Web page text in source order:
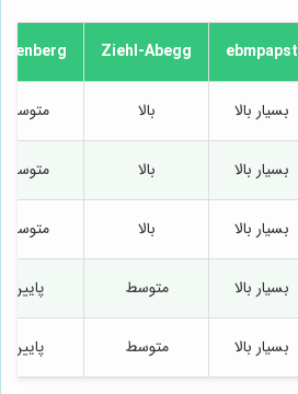
ebmpapst
Ziehl-Abegg
بسیار بالا بالا متوسط
بسیار بالا بالا متوسط
بسیار بالا بالا متوسط
بسیار بالا متوسط پایین
بسیار بالا متوسط پایین